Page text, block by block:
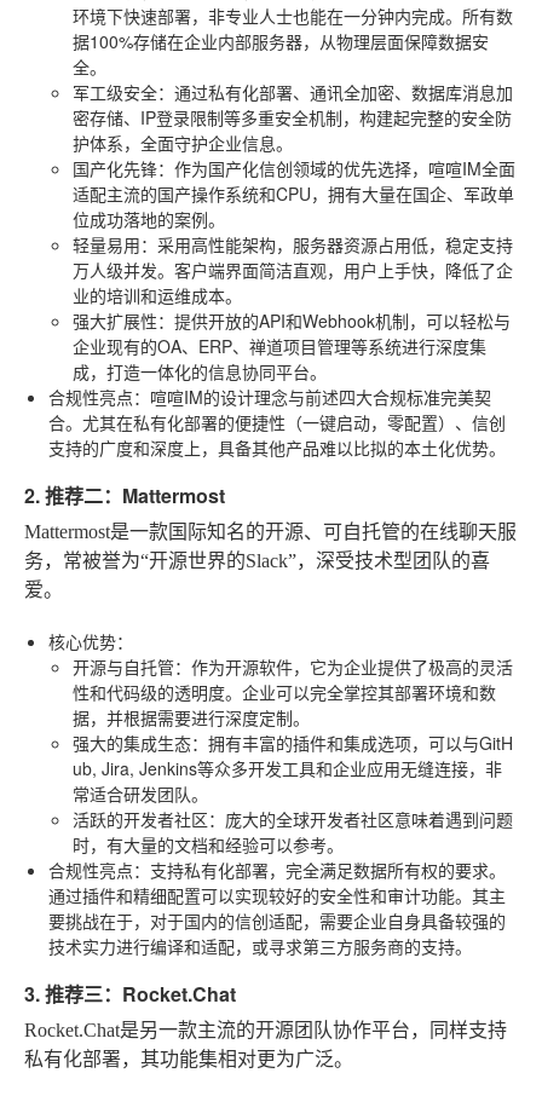
环境下快速部署，非专业人士也能在一分钟内完成。所有数
据100%存储在企业内部服务器，从物理层面保障数据安
全。
军工级安全：通过私有化部署、通讯全加密、数据库消息加
密存储、IP登录限制等多重安全机制，构建起完整的安全防
护体系，全面守护企业信息。
国产化先锋：作为国产化信创领域的优先选择，喧喧IM全面
适配主流的国产操作系统和CPU，拥有大量在国企、军政单
位成功落地的案例。
轻量易用：采用高性能架构，服务器资源占用低，稳定支持
万人级并发。客户端界面简洁直观，用户上手快，降低了企
业的培训和运维成本。
强大扩展性：提供开放的API和Webhook机制，可以轻松与
企业现有的OA、ERP、禅道项目管理等系统进行深度集
成，打造一体化的信息协同平台。
合规性亮点：喧喧IM的设计理念与前述四大合规标准完美契
合。尤其在私有化部署的便捷性（一键启动，零配置）、信创
支持的广度和深度上，具备其他产品难以比拟的本土化优势。
2. 推荐二：Mattermost
Mattermost是一款国际知名的开源、可自托管的在线聊天服
务，常被誉为“开源世界的Slack”，深受技术型团队的喜
爱。
核心优势：
开源与自托管：作为开源软件，它为企业提供了极高的灵活
性和代码级的透明度。企业可以完全掌控其部署环境和数
据，并根据需要进行深度定制。
强大的集成生态：拥有丰富的插件和集成选项，可以与GitH
ub, Jira, Jenkins等众多开发工具和企业应用无缝连接，非
常适合研发团队。
活跃的开发者社区：庞大的全球开发者社区意味着遇到问题
时，有大量的文档和经验可以参考。
合规性亮点：支持私有化部署，完全满足数据所有权的要求。
通过插件和精细配置可以实现较好的安全性和审计功能。其主
要挑战在于，对于国内的信创适配，需要企业自身具备较强的
技术实力进行编译和适配，或寻求第三方服务商的支持。
3. 推荐三：Rocket.Chat
Rocket.Chat是另一款主流的开源团队协作平台，同样支持
私有化部署，其功能集相对更为广泛。